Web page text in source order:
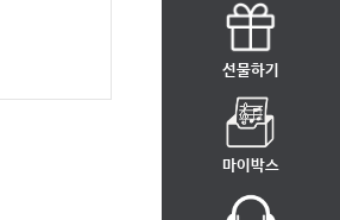
선물하기
마이박스